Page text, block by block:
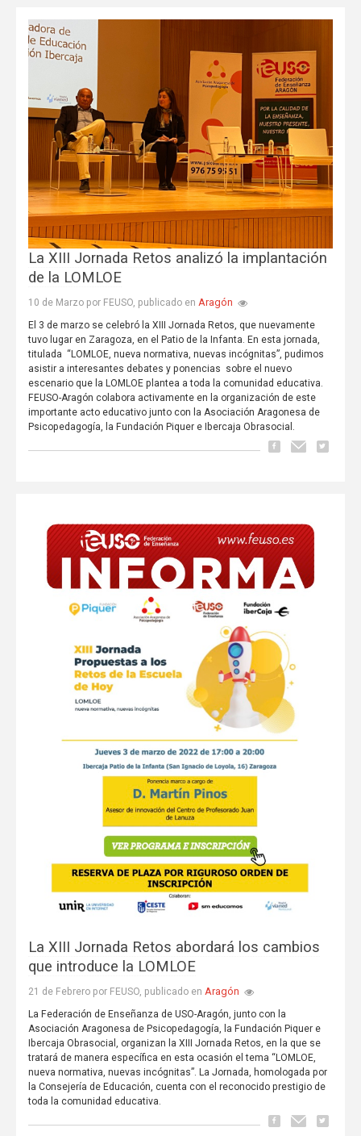
La XIII Jornada Retos analizó la implantación
de la LOMLOE
10 de Marzo por FEUSO, publicado en Aragón
El 3 de marzo se celebró la XIII Jornada Retos, que nuevamente
tuvo lugar en Zaragoza, en el Patio de la Infanta. En esta jornada,
titulada “LOMLOE, nueva normativa, nuevas incógnitas”, pudimos
asistir a interesantes debates y ponencias sobre el nuevo
escenario que la LOMLOE plantea a toda la comunidad educativa.
FEUSO-Aragón colabora activamente en la organización de este
importante acto educativo junto con la Asociación Aragonesa de
Psicopedagogía, la Fundación Piquer e Ibercaja Obrasocial.
La XIII Jornada Retos abordará los cambios
que introduce la LOMLOE
21 de Febrero por FEUSO, publicado en Aragón
La Federación de Enseñanza de USO-Aragón, junto con la
Asociación Aragonesa de Psicopedagogía, la Fundación Piquer e
Ibercaja Obrasocial, organizan la XIII Jornada Retos, en la que se
tratará de manera específica en esta ocasión el tema “LOMLOE,
nueva normativa, nuevas incógnitas”. La Jornada, homologada por
la Consejería de Educación, cuenta con el reconocido prestigio de
toda la comunidad educativa.